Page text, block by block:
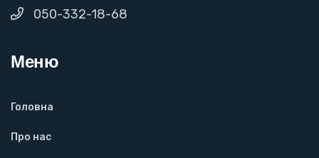
050-332-18-68
Меню
Головна
Про нас